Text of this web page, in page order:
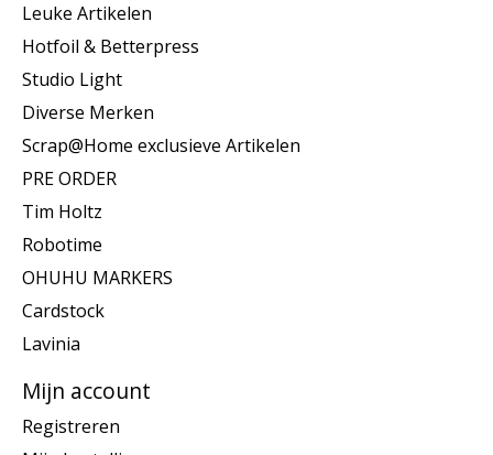
Leuke Artikelen
Hotfoil & Betterpress
Studio Light
Diverse Merken
Scrap@Home exclusieve Artikelen
PRE ORDER
Tim Holtz
Robotime
OHUHU MARKERS
Cardstock
Lavinia
Mijn account
Registreren